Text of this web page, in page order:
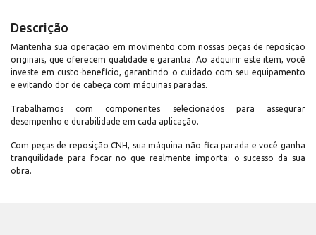
Descrição
Mantenha sua operação em movimento com nossas peças de reposição
originais, que oferecem qualidade e garantia. Ao adquirir este item, você
investe em custo-benefício, garantindo o cuidado com seu equipamento
e evitando dor de cabeça com máquinas paradas.
Trabalhamos com componentes selecionados para assegurar
desempenho e durabilidade em cada aplicação.
Com peças de reposição CNH, sua máquina não fica parada e você ganha
tranquilidade para focar no que realmente importa: o sucesso da sua
obra.